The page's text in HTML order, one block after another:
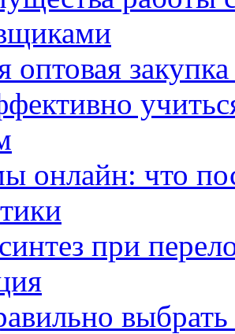
оптовая
онлайн: что
при